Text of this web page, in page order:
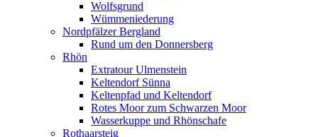
Wolfsgrund
Wümmeniederung
Nordpfälzer Bergland
Rund um den Donnersberg
Rhön
Extratour Ulmenstein
Keltendorf Sünna
Keltenpfad und Keltendorf
Rotes Moor zum Schwarzen Moor
Wasserkuppe und Rhönschafe
Rothaarsteig